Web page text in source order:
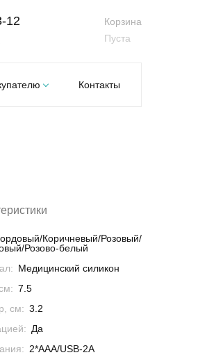
12
Корзина
Пуста
Контакты
Коричневый/Розовый/
Розово-белый
Медицинский силикон
7.5
см: 3.2
Да
2*ААА/USB-2A